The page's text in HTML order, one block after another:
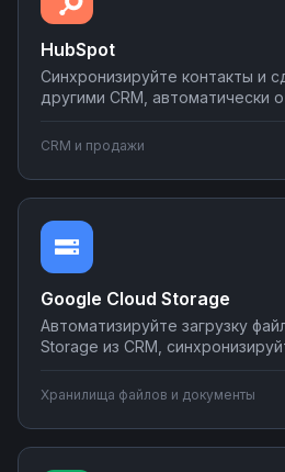
HubSpot
Синхронизируйте контакты и
другими CRM, автоматически
в планировщиках при
Настраивайте двусторонний
программирования на
CRM и продажи
Google Cloud Storage
Автоматизируйте загрузку
Storage из CRM,
уведомления о новых файлах
Создавайте интеграции
программирования на Nodul.
Хранилища файлов и документы